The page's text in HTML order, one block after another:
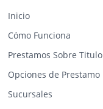
Inicio
Cómo Funciona
Prestamos Sobre Titulo
Opciones de Prestamo
Sucursales